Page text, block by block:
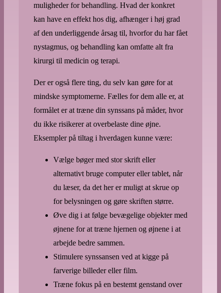
muligheder for behandling. Hvad der konkret
kan have en effekt hos dig, afhænger i høj grad
af den underliggende årsag til, hvorfor du har fået
nystagmus, og behandling kan omfatte alt fra
kirurgi til medicin og terapi.
Der er også flere ting, du selv kan gøre for at
mindske symptomerne. Fælles for dem alle er, at
formålet er at træne din synssans på måder, hvor
du ikke risikerer at overbelaste dine øjne.
Eksempler på tiltag i hverdagen kunne være:
Vælge bøger med stor skrift eller
alternativt bruge computer eller tablet, når
du læser, da det her er muligt at skrue op
for belysningen og gøre skriften større.
Øve dig i at følge bevægelige objekter med
øjnene for at træne hjernen og øjnene i at
arbejde bedre sammen.
Stimulere synssansen ved at kigge på
farverige billeder eller film.
Træne fokus på en bestemt genstand over